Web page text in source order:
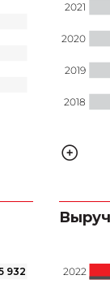
2018
2019
2020
2021
932 2022